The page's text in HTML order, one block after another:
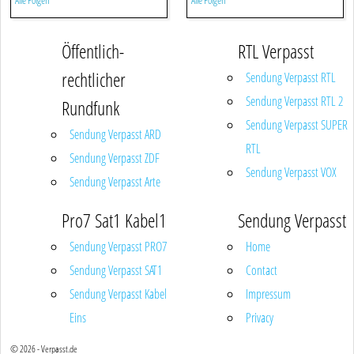
Öffentlich-
rechtlicher
Rundfunk
Sendung Verpasst ARD
Sendung Verpasst ZDF
Sendung Verpasst Arte
RTL Verpasst
Sendung Verpasst RTL
Sendung Verpasst RTL 2
Sendung Verpasst SUPER
RTL
Sendung Verpasst VOX
Pro7 Sat1 Kabel1
Sendung Verpasst PRO7
Sendung Verpasst SAT1
Sendung Verpasst Kabel
Eins
Sendung Verpasst
Home
Contact
Impressum
Privacy
© 2026 - Verpasst.de